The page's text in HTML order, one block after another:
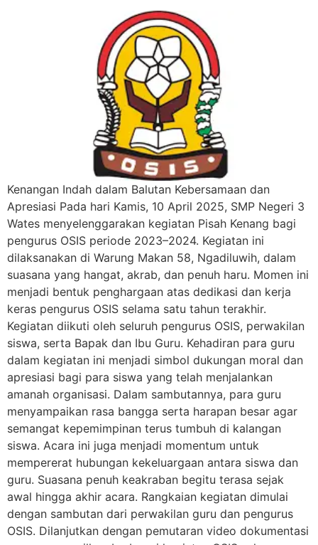
Kenangan Indah dalam Balutan Kebersamaan dan
Apresiasi Pada hari Kamis, 10 April 2025, SMP Negeri 3
Wates menyelenggarakan kegiatan Pisah Kenang bagi
pengurus OSIS periode 2023–2024. Kegiatan ini
dilaksanakan di Warung Makan 58, Ngadiluwih, dalam
suasana yang hangat, akrab, dan penuh haru. Momen ini
menjadi bentuk penghargaan atas dedikasi dan kerja
keras pengurus OSIS selama satu tahun terakhir.
Kegiatan diikuti oleh seluruh pengurus OSIS, perwakilan
siswa, serta Bapak dan Ibu Guru. Kehadiran para guru
dalam kegiatan ini menjadi simbol dukungan moral dan
apresiasi bagi para siswa yang telah menjalankan
amanah organisasi. Dalam sambutannya, para guru
menyampaikan rasa bangga serta harapan besar agar
semangat kepemimpinan terus tumbuh di kalangan
siswa. Acara ini juga menjadi momentum untuk
mempererat hubungan kekeluargaan antara siswa dan
guru. Suasana penuh keakraban begitu terasa sejak
awal hingga akhir acara. Rangkaian kegiatan dimulai
dengan sambutan dari perwakilan guru dan pengurus
OSIS. Dilanjutkan dengan pemutaran video dokumentasi